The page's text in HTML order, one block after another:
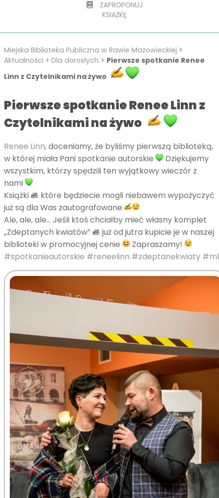
ZAPROPONUJ
KSIAŻKĘ
Miejska Biblioteka Publiczna w Rawie Mazowieckiej >
Aktualności > Dla dorosłych > Pierwsze spotkanie Renee
Linn z Czytelnikami na żywo
Pierwsze spotkanie Renee Linn z
Czytelnikami na żywo
Renee Linn, doceniamy, że byliśmy pierwszą biblioteką,
w której miała Pani spotkanie autorskie
Dziękujemy
wszystkim, którzy spędzili ten wyjątkowy wieczór z
nami
Książki
które będziecie mogli niebawem wypożyczyć
już są dla Was zautografowane
Ale, ale, ale… Jeśli ktoś chciałby mieć własny komplet
„Zdeptanych kwiatów”
już od jutra kupicie je w naszej
biblioteki w promocyjnej cenie
Zapraszamy!
#spotkanieautorskie #reneelinn #zdeptanekwiaty